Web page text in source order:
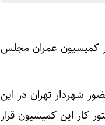
کمیسیون عمران مجلس
شهردار تهران در این
کار این کمیسیون قرار